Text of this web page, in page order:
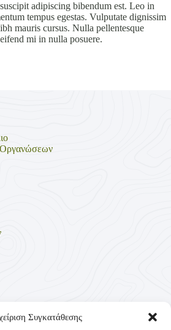
Συγκατάθεσης
adipiscing bibendum est. Leo in
tempus egestas. Vulputate dignissim
mauris cursus. Nulla pellentesque
mi in nulla posuere.